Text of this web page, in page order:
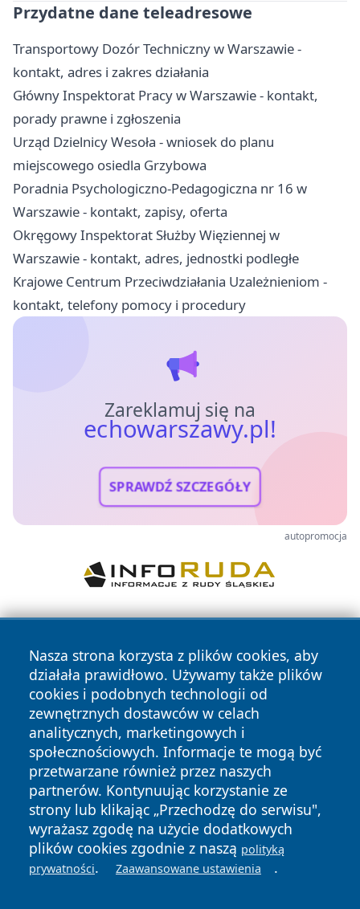
Przydatne dane teleadresowe
Transportowy Dozór Techniczny w Warszawie -
kontakt, adres i zakres działania
Główny Inspektorat Pracy w Warszawie - kontakt,
porady prawne i zgłoszenia
Urząd Dzielnicy Wesoła - wniosek do planu
miejscowego osiedla Grzybowa
Poradnia Psychologiczno-Pedagogiczna nr 16 w
Warszawie - kontakt, zapisy, oferta
Okręgowy Inspektorat Służby Więziennej w
Warszawie - kontakt, adres, jednostki podległe
Krajowe Centrum Przeciwdziałania Uzależnieniom -
kontakt, telefony pomocy i procedury
Zareklamuj się na
echowarszawy.pl!
SPRAWDŹ SZCZEGÓŁY
autopromocja
Nasza strona korzysta z plików cookies, aby
działała prawidłowo. Używamy także plików
cookies i podobnych technologii od
zewnętrznych dostawców w celach
analitycznych, marketingowych i
społecznościowych. Informacje te mogą być
przetwarzane również przez naszych
partnerów. Kontynuując korzystanie ze
strony lub klikając „Przechodzę do serwisu",
wyrażasz zgodę na użycie dodatkowych
plików cookies zgodnie z naszą polityką
prywatności. Zaawansowane ustawienia .
Copyright © 2026 echowarszawy.pl Wszystkie prawa
zastrzeżone.
News Autorzy
Polityka
Prywatności
Polityka
Cookies